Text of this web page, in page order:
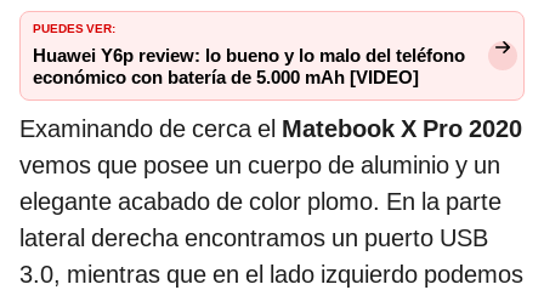
PUEDES VER:
Huawei Y6p review: lo bueno y lo malo del teléfono
económico con batería de 5.000 mAh [VIDEO]
Examinando de cerca el Matebook X Pro 2020
vemos que posee un cuerpo de aluminio y un
elegante acabado de color plomo. En la parte
lateral derecha encontramos un puerto USB
3.0, mientras que en el lado izquierdo podemos